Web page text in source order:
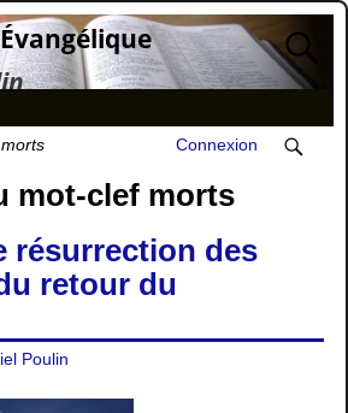
morts Connexion
mot-clef morts
résurrection des
retour du
Poulin